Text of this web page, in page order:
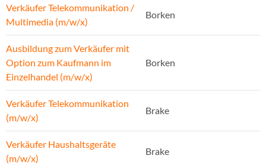
Verkäufer Telekommunikation /
Multimedia (m/w/x)
Borken
Ausbildung zum Verkäufer mit
Option zum Kaufmann im
Einzelhandel (m/w/x)
Borken
Verkäufer Telekommunikation
(m/w/x)
Brake
Verkäufer Haushaltsgeräte
(m/w/x)
Brake